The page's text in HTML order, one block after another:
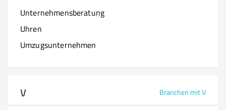
Unternehmensberatung
Uhren
Umzugsunternehmen
V Branchen mit V